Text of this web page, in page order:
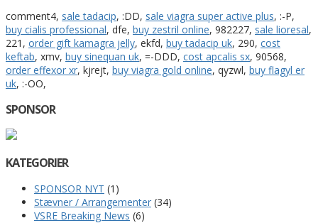
comment4, sale tadacip, :DD, sale viagra super active plus, :-P,
buy cialis professional, dfe, buy zestril online, 982227, sale lioresal,
221, order gift kamagra jelly, ekfd, buy tadacip uk, 290, cost
keftab, xmv, buy sinequan uk, =-DDD, cost apcalis sx, 90568,
order effexor xr, kjrejt, buy viagra gold online, qyzwl, buy flagyl er
uk, :-OO,
SPONSOR
KATEGORIER
SPONSOR NYT (1)
Stævner / Arrangementer (34)
VSRE Breaking News (6)